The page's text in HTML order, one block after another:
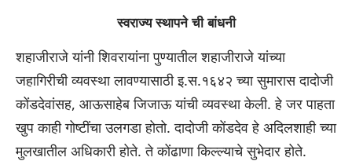
स्वराज्य स्थापने ची बांधनी
शहाजीराजे यांनी शिवरायांना पुण्यातील शहाजीराजे यांच्या
जहागिरीची व्यवस्था लावण्यासाठी इ.स.१६४२ च्या सुमारास दादोजी
कोंडदेवांसह, आऊसाहेब जिजाऊ यांची व्यवस्था केली. हे जर पाहता
खुप काही गोष्टींचा उलगडा होतो. दादोजी कोंडदेव हे अदिलशाही च्या
मुलखातील अधिकारी होते. ते कोंढाणा किल्ल्याचे सुभेदार होते.